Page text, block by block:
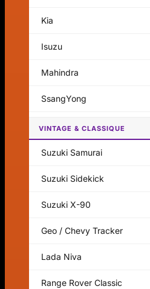
Kia
Isuzu
Mahindra
SsangYong
VINTAGE & CLASSIQUE
Suzuki Samurai
Suzuki Sidekick
Suzuki X-90
Geo / Chevy Tracker
Lada Niva
Range Rover Classic